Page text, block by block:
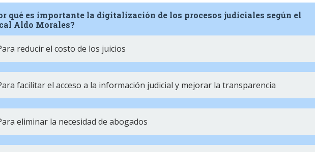
qué es importante la digitalización de los procesos judiciales según el
Aldo Morales?
reducir el costo de los juicios
facilitar el acceso a la información judicial y mejorar la transparencia
eliminar la necesidad de abogados